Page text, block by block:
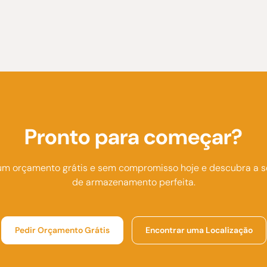
Pronto para começar?
orçamento grátis e sem compromisso hoje e descubra a
de armazenamento perfeita.
Pedir Orçamento Grátis Encontrar uma Localização